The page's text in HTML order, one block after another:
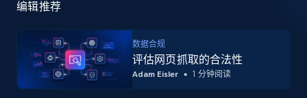
编辑推荐
数据合规
评估网页抓取的合法性
Adam Eisler 1 分钟阅读